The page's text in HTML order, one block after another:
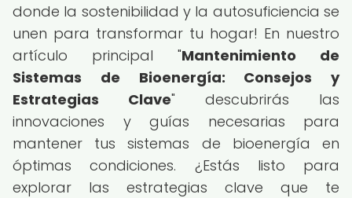
donde la sostenibilidad y la autosuficiencia se
unen para transformar tu hogar! En nuestro
artículo principal "Mantenimiento de
Sistemas de Bioenergía: Consejos y
Estrategias Clave" descubrirás las
innovaciones y guías necesarias para
mantener tus sistemas de bioenergía en
óptimas condiciones. ¿Estás listo para
explorar las estrategias clave que te